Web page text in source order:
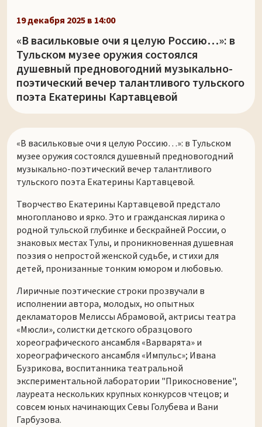
19 декабря 2025 в 14:00
«В васильковые очи я целую Россию…»: в
Тульском музее оружия состоялся
душевный предновогодний музыкально-
поэтический вечер талантливого тульского
поэта Екатерины Картавцевой
«В васильковые очи я целую Россию…»: в Тульском
музее оружия состоялся душевный предновогодний
музыкально-поэтический вечер талантливого
тульского поэта Екатерины Картавцевой.
Творчество Екатерины Картавцевой предстало
многопланово и ярко. Это и гражданская лирика о
родной тульской глубинке и бескрайней России, о
знаковых местах Тулы, и проникновенная душевная
поэзия о непростой женской судьбе, и стихи для
детей, пронизанные тонким юмором и любовью.
Лиричные поэтические строки прозвучали в
исполнении автора, молодых, но опытных
декламаторов Мелиссы Абрамовой, актрисы театра
«Мюсли», солистки детского образцового
хореографического ансамбля «Варварята» и
хореографического ансамбля «Импульс»; Ивана
Бузрикова, воспитанника театральной
экспериментальной лаборатории "Прикосновение",
лауреата нескольких крупных конкурсов чтецов; и
совсем юных начинающих Севы Голубева и Вани
Гарбузова.